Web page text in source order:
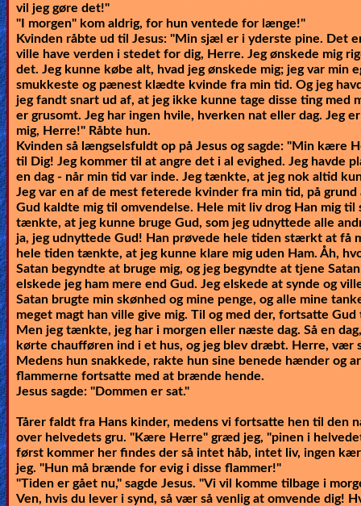
vil jeg gøre det!"
"I morgen" kom aldrig, for hun ventede for længe!"
Kvinden råbte ud til Jesus: "Min sjæl er i yderste pine. Det
ville have verden i stedet for dig, Herre. Jeg ønskede mig
det. Jeg kunne købe alt, hvad jeg ønskede mig; jeg var min
smukkeste og pænest klædte kvinde fra min tid. Og jeg
jeg fandt snart ud af, at jeg ikke kunne tage disse ting med
er grusomt. Jeg har ingen hvile, hverken nat eller dag. Jeg
mig, Herre!" Råbte hun.
Kvinden så længselsfuldt op på Jesus og sagde: "Min kære
til Dig! Jeg kommer til at angre det i al evighed. Jeg havde
en dag - når min tid var inde. Jeg tænkte, at jeg nok altid
Jeg var en af de mest feterede kvinder fra min tid, på
Gud kaldte mig til omvendelse. Hele mit liv drog Han mig til
tænkte, at jeg kunne bruge Gud, som jeg udnyttede alle
ja, jeg udnyttede Gud! Han prøvede hele tiden stærkt at få
hele tiden tænkte, at jeg kunne klare mig uden Ham. Åh,
Satan begyndte at bruge mig, og jeg begyndte at tjene
elskede jeg ham mere end Gud. Jeg elskede at synde og
Satan brugte min skønhed og mine penge, og alle mine
meget magt han ville give mig. Til og med der, fortsatte
Men jeg tænkte, jeg har i morgen eller næste dag. Så en
kørte chaufføren ind i et hus, og jeg blev dræbt. Herre, vær
Medens hun snakkede, rakte hun sine benede hænder og
flammerne fortsatte med at brænde hende.
Jesus sagde: "Dommen er sat."
Tårer faldt fra Hans kinder, medens vi fortsatte hen til den
over helvedets gru. "Kære Herre" græd jeg, "pinen i
først kommer her findes der så intet håb, intet liv, ingen
jeg. "Hun må brænde for evig i disse flammer!"
"Tiden er gået nu," sagde Jesus. "Vi vil komme tilbage i
Ven, hvis du lever i synd, så vær så venlig at omvende dig!